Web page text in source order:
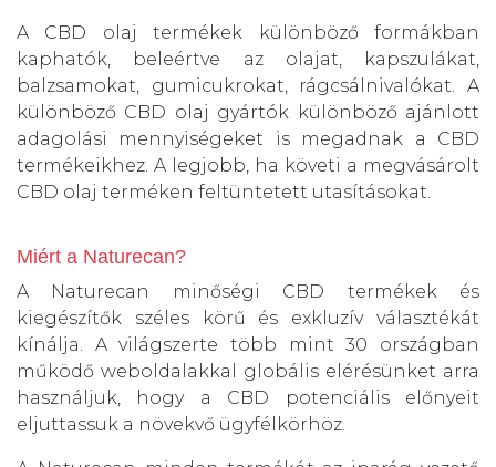
A CBD olaj termékek különböző formákban
kaphatók, beleértve az olajat, kapszulákat,
balzsamokat, gumicukrokat, rágcsálnivalókat. A
különböző CBD olaj gyártók különböző ajánlott
adagolási mennyiségeket is megadnak a CBD
termékeikhez. A legjobb, ha követi a megvásárolt
CBD olaj terméken feltüntetett utasításokat.
Miért a Naturecan?
A Naturecan minőségi CBD termékek és
kiegészítők széles körű és exkluzív választékát
kínálja. A világszerte több mint 30 országban
működő weboldalakkal globális elérésünket arra
használjuk, hogy a CBD potenciális előnyeit
eljuttassuk a növekvő ügyfélkörhöz.